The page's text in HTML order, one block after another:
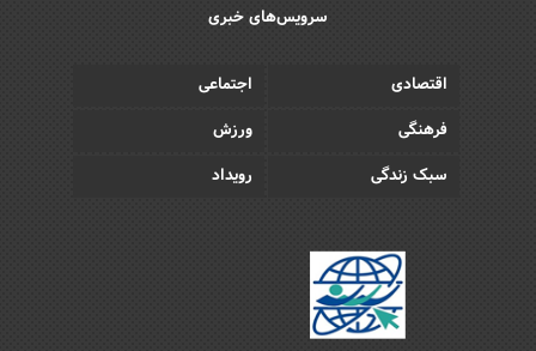
سرویس‌های خبری
اقتصادی
اجتماعی
فرهنگی
ورزش
سبک زندگی
رویداد